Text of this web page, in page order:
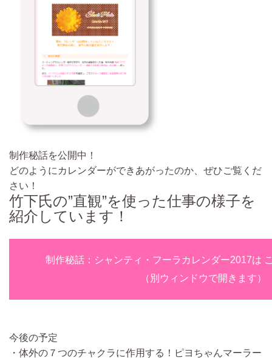
制作秘話を公開中！
どのようにカレンダーができあがったのか、ぜひご覧くだ
さい！
竹下氏の”直観”を使った仕事の様子を
紹介しています！
制作秘話：シャンティ・フーラカレンダー2017は
（別ウィンドウで開きます）
今後の予定
・体外の７つのチャクラに作用する！ピヨちゃんマーラー